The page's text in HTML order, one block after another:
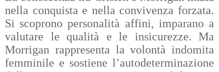
nella conquista e nella convivenza forzata.
Si scoprono personalità affini, imparano a
valutare le qualità e le insicurezze. Ma
Morrigan rappresenta la volontà indomita
femminile e sostiene l’autodeterminazione